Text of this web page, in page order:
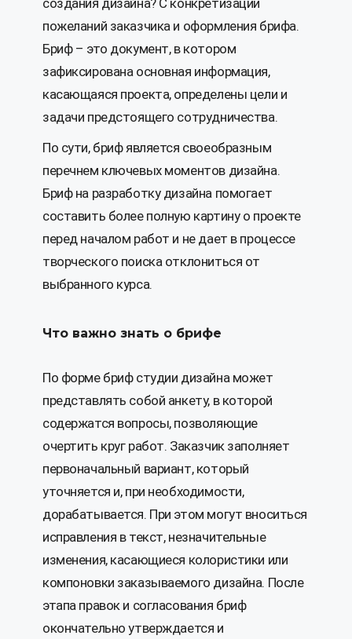
создания дизайна? С конкретизации
пожеланий заказчика и оформления брифа.
Бриф – это документ, в котором
зафиксирована основная информация,
касающаяся проекта, определены цели и
задачи предстоящего сотрудничества.
По сути, бриф является своеобразным
перечнем ключевых моментов дизайна.
Бриф на разработку дизайна помогает
составить более полную картину о проекте
перед началом работ и не дает в процессе
творческого поиска отклониться от
выбранного курса.
Что важно знать о брифе
По форме бриф студии дизайна может
представлять собой анкету, в которой
содержатся вопросы, позволяющие
очертить круг работ. Заказчик заполняет
первоначальный вариант, который
уточняется и, при необходимости,
дорабатывается. При этом могут вноситься
исправления в текст, незначительные
изменения, касающиеся колористики или
компоновки заказываемого дизайна. После
этапа правок и согласования бриф
окончательно утверждается и